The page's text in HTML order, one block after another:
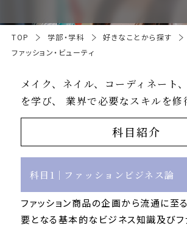
TOP 学部・学科
好きなことから探す
ファッション・ビューティ
メイク、ネイル、コーディネート
を学び、
業界で必要なスキルを修
科目紹介
科目1 ファッションビジネス論
ファッション商品の企画から流通に至
要となる基本的なビジネス知識及びフ